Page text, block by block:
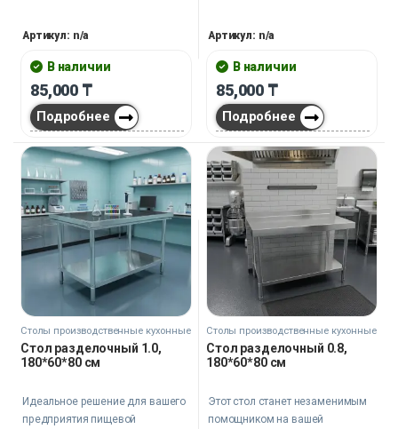
работе, а также сохранит
качество и свежесть продуктов.
Артикул: n/a
В наличии
85,000 ₸
Подробнее
Артикул: n/a
В наличии
85,000 ₸
Подробнее
Столы производственные кухонные
Стол разделочный 1.0,
180*60*80 см
Идеальное решение для вашего
предприятия пищевой
Столы производственные кухонные
Стол разделочный 0.8,
180*60*80 см
Этот стол станет незаменимым
помощником на вашей